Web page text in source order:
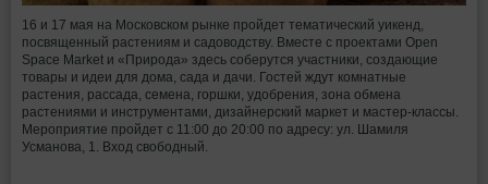
16 и 17 мая на Московском рынке пройдет тематический уикенд,
посвященный растениям и садоводству. Вместе с проектами Open
Space Market и «Природа» здесь соберутся участники, создающие
товары и идеи для дома, сада и дачи. Гостей ждут комнатные
растения, рассада, семена, горшки, удобрения, зона обмена
растениями и инструментами, дизайнерский маркет и мастер-классы.
Мероприятие пройдет с 11:00 до 20:00 по адресу: ул. Шамиля
Усманова, 1. Вход свободный.